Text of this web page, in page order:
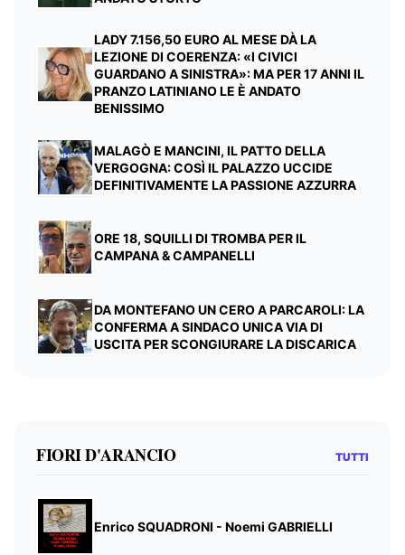
LADY 7.156,50 EURO AL MESE DÀ LA
LEZIONE DI COERENZA: «I CIVICI
GUARDANO A SINISTRA»: MA PER 17 ANNI IL
PRANZO LATINIANO LE È ANDATO
BENISSIMO
MALAGÒ E MANCINI, IL PATTO DELLA
VERGOGNA: COSÌ IL PALAZZO UCCIDE
DEFINITIVAMENTE LA PASSIONE AZZURRA
ORE 18, SQUILLI DI TROMBA PER IL
CAMPANA & CAMPANELLI
DA MONTEFANO UN CERO A PARCAROLI: LA
CONFERMA A SINDACO UNICA VIA DI
USCITA PER SCONGIURARE LA DISCARICA
FIORI D'ARANCIO TUTTI
Enrico SQUADRONI - Noemi GABRIELLI